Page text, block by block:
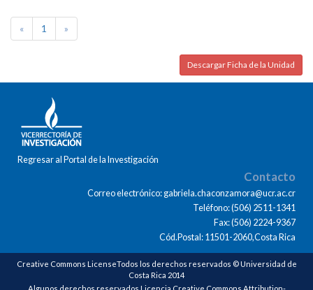
« 1 »
Descargar Ficha de la Unidad
Regresar al Portal de la Investigación
Contacto
Correo electrónico: gabriela.chaconzamora@ucr.ac.cr
Teléfono: (506) 2511-1341
Fax: (506) 2224-9367
Cód.Postal: 11501-2060,Costa Rica
Creative Commons LicenseTodos los derechos reservados © Universidad de
Costa Rica 2014